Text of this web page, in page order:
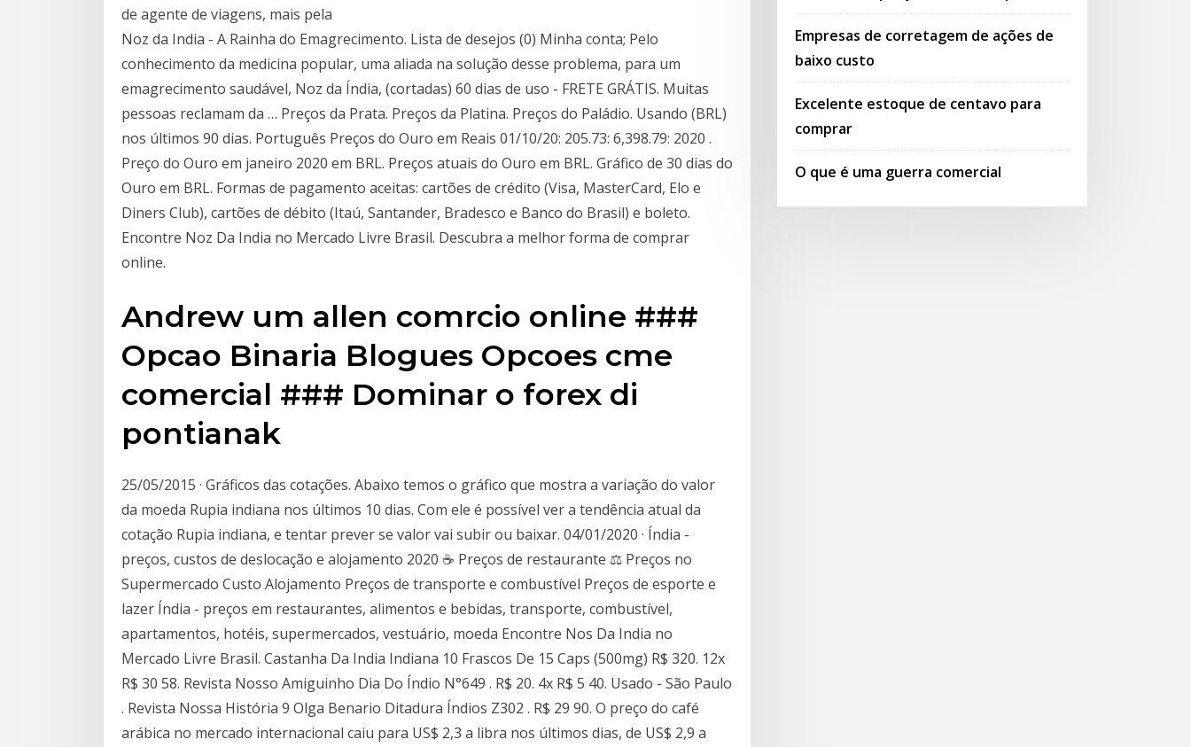
de agente de viagens, mais pela
Noz da India - A Rainha do Emagrecimento. Lista de desejos (0) Minha conta; Pelo
conhecimento da medicina popular, uma aliada na solução desse problema, para um
emagrecimento saudável, Noz da Índia, (cortadas) 60 dias de uso - FRETE GRÁTIS. Muitas
pessoas reclamam da … Preços da Prata. Preços da Platina. Preços do Paládio. Usando (BRL)
nos últimos 90 dias. Português Preços do Ouro em Reais 01/10/20: 205.73: 6,398.79: 2020 .
Preço do Ouro em janeiro 2020 em BRL. Preços atuais do Ouro em BRL. Gráfico de 30 dias do
Ouro em BRL. Formas de pagamento aceitas: cartões de crédito (Visa, MasterCard, Elo e
Diners Club), cartões de débito (Itaú, Santander, Bradesco e Banco do Brasil) e boleto.
Encontre Noz Da India no Mercado Livre Brasil. Descubra a melhor forma de comprar
online.
Andrew um allen comrcio online ###
Opcao Binaria Blogues Opcoes cme
comercial ### Dominar o forex di
pontianak
25/05/2015 · Gráficos das cotações. Abaixo temos o gráfico que mostra a variação do valor
da moeda Rupia indiana nos últimos 10 dias. Com ele é possível ver a tendência atual da
cotação Rupia indiana, e tentar prever se valor vai subir ou baixar. 04/01/2020 · Índia -
preços, custos de deslocação e alojamento 2020 ☕ Preços de restaurante ⚖ Preços no
Supermercado Custo Alojamento Preços de transporte e combustível Preços de esporte e
lazer Índia - preços em restaurantes, alimentos e bebidas, transporte, combustível,
apartamentos, hotéis, supermercados, vestuário, moeda Encontre Nos Da India no
Mercado Livre Brasil. Castanha Da India Indiana 10 Frascos De 15 Caps (500mg) R$ 320. 12x
R$ 30 58. Revista Nosso Amiguinho Dia Do Índio N°649 . R$ 20. 4x R$ 5 40. Usado - São Paulo
. Revista Nossa História 9 Olga Benario Ditadura Índios Z302 . R$ 29 90. O preço do café
arábica no mercado internacional caiu para US$ 2,3 a libra nos últimos dias, de US$ 2,9 a
Empresas de corretagem de ações de
baixo custo
Excelente estoque de centavo para
comprar
O que é uma guerra comercial